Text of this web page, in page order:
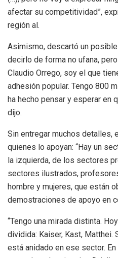
afectar su competitividad”,
región al.
Asimismo, descartó un
decirlo de forma no ufana,
Claudio Orrego, soy el que
adhesión popular. Tengo 800
ha hecho pensar y esperar en
dijo.
Sin entregar muchos detalles,
quienes lo apoyan: “Hay un
la izquierda, de los sectores
sectores ilustrados,
hombre y mujeres, que están
demostraciones de apoyo en
“Tengo una mirada distinta.
dividida: Kaiser, Kast, Matthei.
está anidado en ese sector.